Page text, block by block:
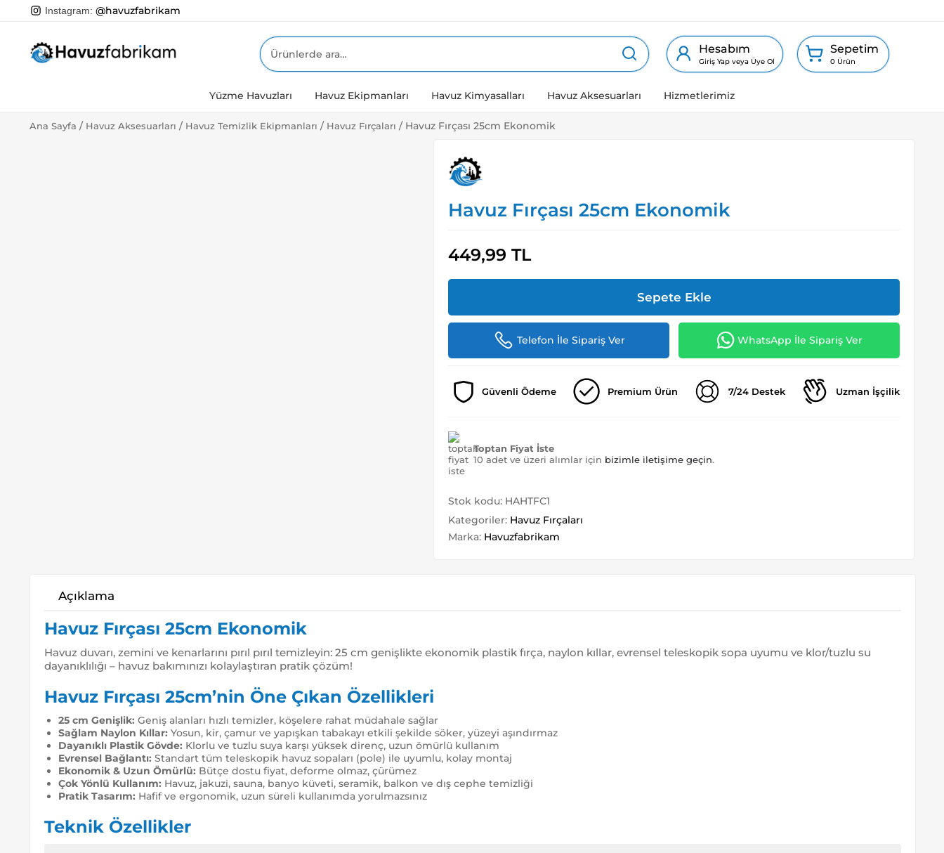
Instagram: @havuzfabrikam
Ara: Hesabım
Giriş Yap veya Üye Ol
Sepetim
0 Ürün
Yüzme Havuzları Havuz Ekipmanları Havuz Kimyasalları Havuz Aksesuarları Hizmetlerimiz
Ana Sayfa / Havuz Aksesuarları / Havuz Temizlik Ekipmanları / Havuz Fırçaları / Havuz Fırçası 25cm Ekonomik
Havuz Fırçası 25cm Ekonomik
449,99TL
Sepete Ekle
Telefon İle Sipariş Ver WhatsApp İle Sipariş Ver
Güvenli Ödeme Premium Ürün 7/24 Destek Uzman İşçilik
Toptan Fiyat İste
10 adet ve üzeri alımlar için bizimle iletişime geçin.
Stok kodu: HAHTFC1
Kategoriler: Havuz Fırçaları
Marka: Havuzfabrikam
Açıklama
Havuz Fırçası 25cm Ekonomik
Havuz duvarı, zemini ve kenarlarını pırıl pırıl temizleyin: 25 cm genişlikte ekonomik plastik fırça, naylon kıllar, evrensel teleskopik sopa uyumu ve klor/tuzlu su
dayanıklılığı – havuz bakımınızı kolaylaştıran pratik çözüm!
Havuz Fırçası 25cm’nin Öne Çıkan Özellikleri
25 cm Genişlik: Geniş alanları hızlı temizler, köşelere rahat müdahale sağlar
Sağlam Naylon Kıllar: Yosun, kir, çamur ve yapışkan tabakayı etkili şekilde söker, yüzeyi aşındırmaz
Dayanıklı Plastik Gövde: Klorlu ve tuzlu suya karşı yüksek direnç, uzun ömürlü kullanım
Evrensel Bağlantı: Standart tüm teleskopik havuz sopaları (pole) ile uyumlu, kolay montaj
Ekonomik & Uzun Ömürlü: Bütçe dostu fiyat, deforme olmaz, çürümez
Çok Yönlü Kullanım: Havuz, jakuzi, sauna, banyo küveti, seramik, balkon ve dış cephe temizliği
Pratik Tasarım: Hafif ve ergonomik, uzun süreli kullanımda yorulmazsınız
Teknik Özellikler